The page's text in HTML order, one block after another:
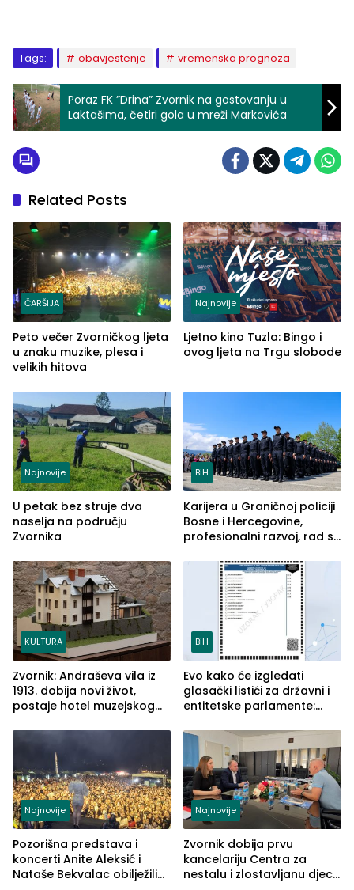
Tags: obavjestenje vremenska prognoza
Poraz FK ”Drina” Zvornik na gostovanju u
Laktašima, četiri gola u mreži Markovića
Related Posts
ČARŠIJA
Peto večer Zvorničkog ljeta
u znaku muzike, plesa i
velikih hitova
Najnovije
Ljetno kino Tuzla: Bingo i
ovog ljeta na Trgu slobode
Najnovije
U petak bez struje dva
naselja na području
Zvornika
BiH
Karijera u Graničnoj policiji
Bosne i Hercegovine,
profesionalni razvoj, rad sa
služba građanima
KULTURA
Zvornik: Andraševa vila iz
1913. dobija novi život,
postaje hotel muzejskog
BiH
Evo kako će izgledati
glasački listići za državni i
entitetske parlamente:
vidljive na njima
Najnovije
Pozorišna predstava i
koncerti Anite Aleksić i
Nataše Bekvalac obilježili
Najnovije
Zvornik dobija prvu
kancelariju Centra za
nestalu i zlostavljanu djecu